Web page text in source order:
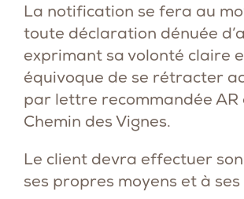
La notification se fera au
toute déclaration dénuée
exprimant sa volonté claire
équivoque de se rétracter
par lettre recommandée AR
Chemin des Vignes.
Le client devra effectuer
ses propres moyens et à